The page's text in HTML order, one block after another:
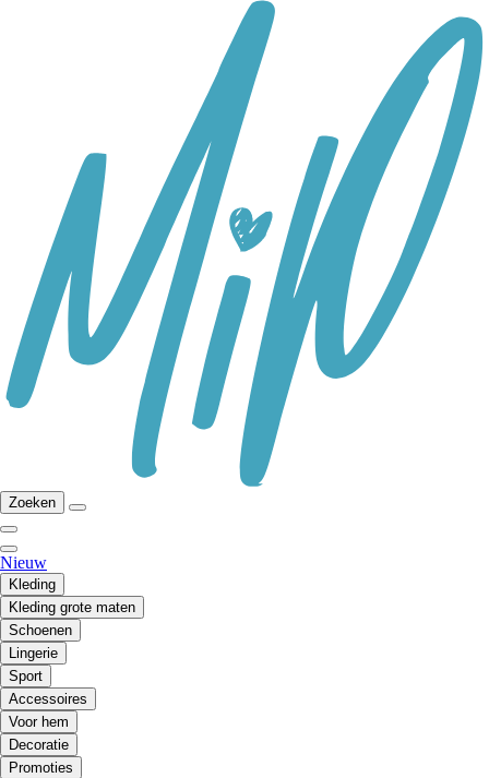
Zoeken
Nieuw
Kleding
Kleding grote maten
Schoenen
Lingerie
Sport
Accessoires
Voor hem
Decoratie
Promoties